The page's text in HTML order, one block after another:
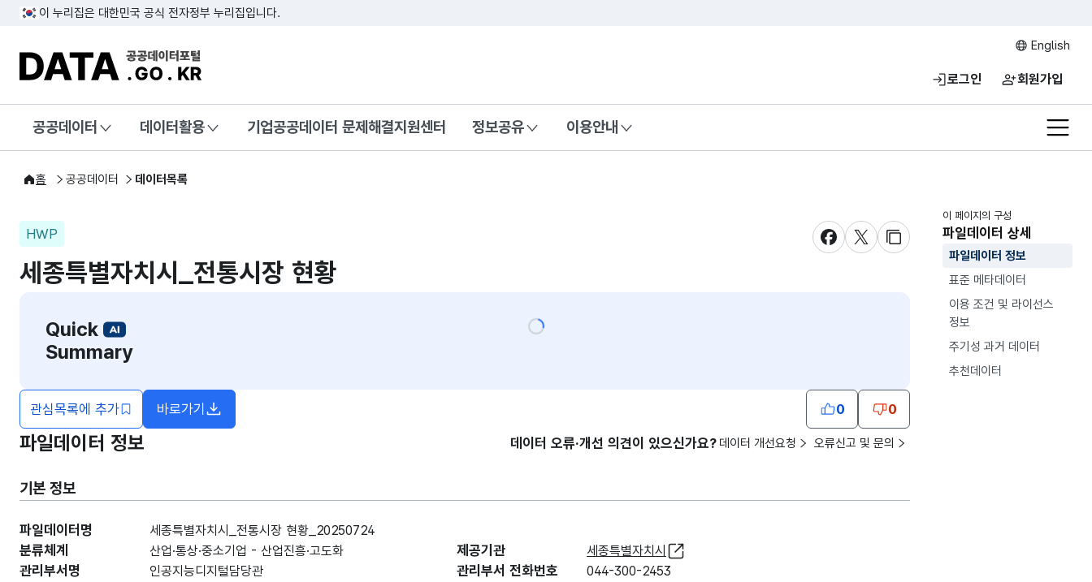
이 누리집은 대한민국 공식 전자정부 누리집입니다.
DATA.GO.KR 공공데이터포털
English
로그인 회원가입
전체
공공데이터 데이터활용 기업공공데이터 문제해결지원센터 정보공유 이용안내
홈 공공데이터 데이터목록
HWP
새창 열림새창 열림새창 열림
세종특별자치시_전통시장 현황
Quick
Summary
관심목록에 추가
새창열림
바로가기 0 0
이 페이지의 구성
파일데이터 상세
파일데이터 정보
표준 메타데이터
이용 조건 및 라이선스
정보
주기성 과거 데이터
추천데이터
파일데이터 정보 데이터 오류·개선 의견이 있으신가요? 데이터 개선요청 오류신고 및 문의
기본 정보
파일데이터명 세종특별자치시_전통시장 현황_20250724
분류체계 산업·통상·중소기업 - 산업진흥·고도화 제공기관 세종특별자치시
관리부서명 인공지능디지털담당관 관리부서 전화번호 044-300-2453